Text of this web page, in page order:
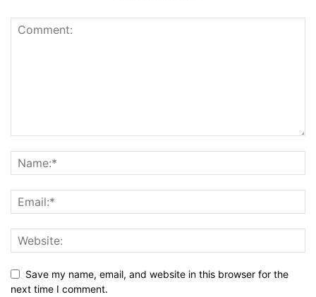
Save my name, email, and website in this browser for the
next time I comment.